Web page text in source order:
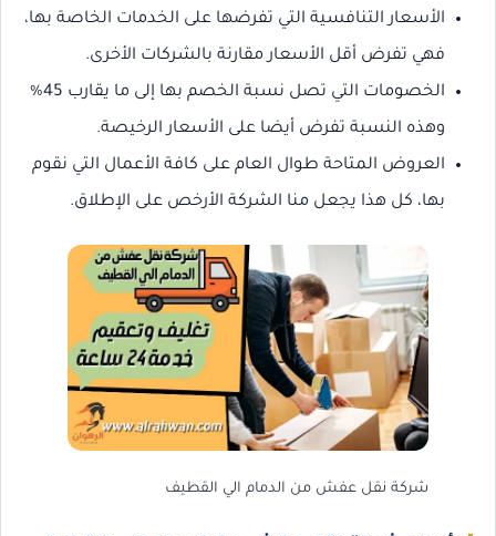
الأسعار التنافسية التي تفرضها على الخدمات الخاصة بها،
فهي تفرض أقل الأسعار مقارنة بالشركات الأخرى.
الخصومات التي تصل نسبة الخصم بها إلى ما يقارب 45%
وهذه النسبة تفرض أيضا على الأسعار الرخيصة.
العروض المتاحة طوال العام على كافة الأعمال التي نقوم
بها، كل هذا يجعل منا الشركة الأرخص على الإطلاق.
شركة نقل عفش من الدمام الي القطيف